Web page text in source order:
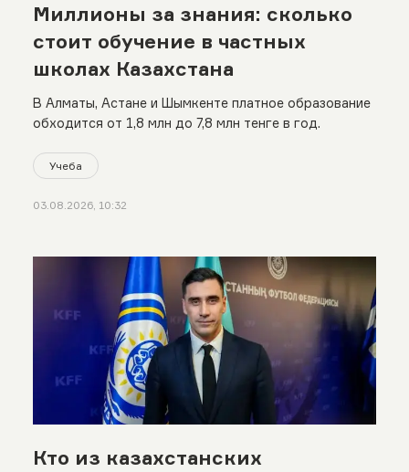
Миллионы за знания: сколько
стоит обучение в частных
школах Казахстана
В Алматы, Астане и Шымкенте платное образование
обходится от 1,8 млн до 7,8 млн тенге в год.
Учеба
03.08.2026, 10:32
Кто из казахстанских